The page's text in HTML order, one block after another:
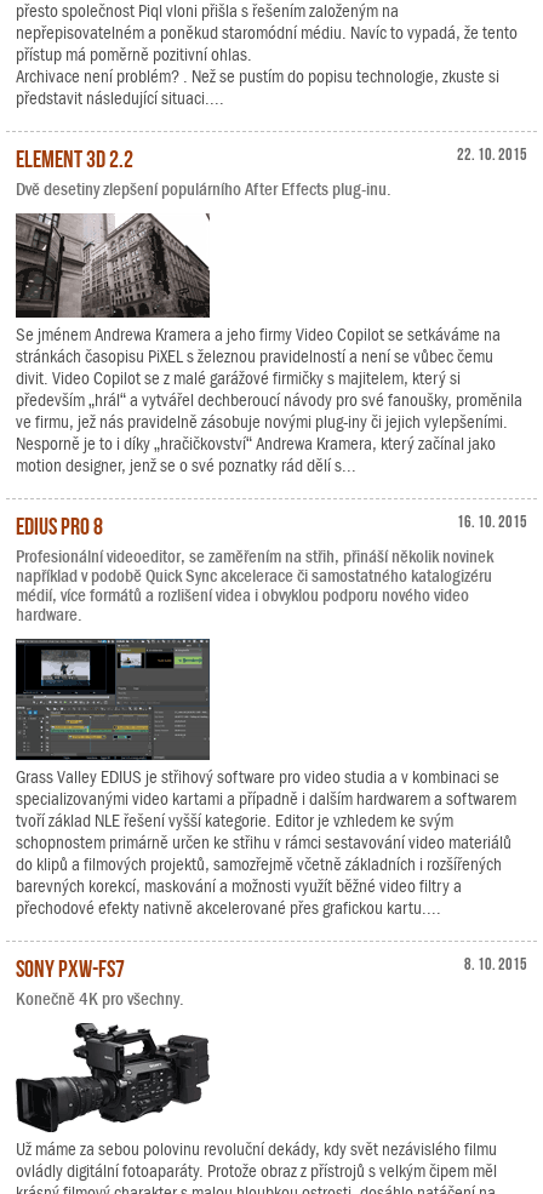
přesto společnost Piql vloni přišla s řešením založeným na
nepřepisovatelném a poněkud staromódní médiu. Navíc to vypadá, že tento
přístup má poměrně pozitivní ohlas.
Archivace není problém? . Než se pustím do popisu technologie, zkuste si
představit následující situaci....
22. 10. 2015
Element 3D 2.2
Dvě desetiny zlepšení populárního After Effects plug-inu.
Se jménem Andrewa Kramera a jeho firmy Video Copilot se setkáváme na
stránkách časopisu PiXEL s železnou pravidelností a není se vůbec čemu
divit. Video Copilot se z malé garážové firmičky s majitelem, který si
především „hrál“ a vytvářel dechberoucí návody pro své fanoušky, proměnila
ve firmu, jež nás pravidelně zásobuje novými plug-iny či jejich vylepšeními.
Nesporně je to i díky „hračičkovství“ Andrewa Kramera, který začínal jako
motion designer, jenž se o své poznatky rád dělí s...
16. 10. 2015
EDIUS Pro 8
Profesionální videoeditor, se zaměřením na střih, přináší několik novinek
například v podobě Quick Sync akcelerace či samostatného katalogizéru
médií, více formátů a rozlišení videa i obvyklou podporu nového video
hardware.
Grass Valley EDIUS je střihový software pro video studia a v kombinaci se
specializovanými video kartami a případně i dalším hardwarem a softwarem
tvoří základ NLE řešení vyšší kategorie. Editor je vzhledem ke svým
schopnostem primárně určen ke střihu v rámci sestavování video materiálů
do klipů a filmových projektů, samozřejmě včetně základních i rozšířených
barevných korekcí, maskování a možnosti využít běžné video filtry a
přechodové efekty nativně akcelerované přes grafickou kartu....
8. 10. 2015
Sony PXW-FS7
Konečně 4K pro všechny.
Už máme za sebou polovinu revoluční dekády, kdy svět nezávislého filmu
ovládly digitální fotoaparáty. Protože obraz z přístrojů s velkým čipem měl